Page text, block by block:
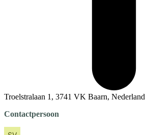
Troelstralaan 1, 3741 VK Baarn, Nederland
Contactpersoon